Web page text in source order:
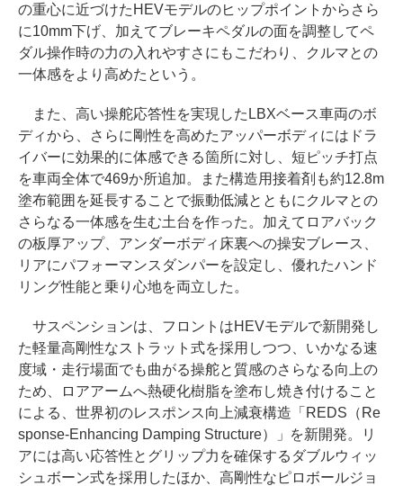
の重心に近づけたHEVモデルのヒップポイントからさら
に10mm下げ、加えてブレーキペダルの面を調整してペ
ダル操作時の力の入れやすさにもこだわり、クルマとの
一体感をより高めたという。
また、高い操舵応答性を実現したLBXベース車両のボ
ディから、さらに剛性を高めたアッパーボディにはドラ
イバーに効果的に体感できる箇所に対し、短ピッチ打点
を車両全体で469か所追加。また構造用接着剤も約12.8m
塗布範囲を延長することで振動低減とともにクルマとの
さらなる一体感を生む土台を作った。加えてロアバック
の板厚アップ、アンダーボディ床裏への操安ブレース、
リアにパフォーマンスダンパーを設定し、優れたハンド
リング性能と乗り心地を両立した。
サスペンションは、フロントはHEVモデルで新開発し
た軽量高剛性なストラット式を採用しつつ、いかなる速
度域・走行場面でも曲がる操舵と質感のさらなる向上の
ため、ロアアームへ熱硬化樹脂を塗布し焼き付けること
による、世界初のレスポンス向上減衰構造「REDS（Re
sponse-Enhancing Damping Structure）」を新開発。リ
アには高い応答性とグリップ力を確保するダブルウィッ
シュボーン式を採用したほか、高剛性なピロボールジョ